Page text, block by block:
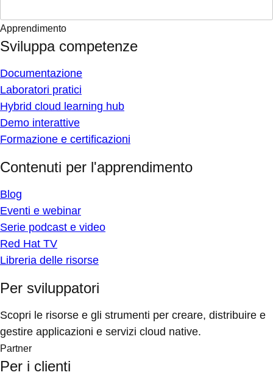
Apprendimento
Sviluppa competenze
Documentazione
Laboratori pratici
Hybrid cloud learning hub
Demo interattive
Formazione e certificazioni
Contenuti per l'apprendimento
Blog
Eventi e webinar
Serie podcast e video
Red Hat TV
Libreria delle risorse
Per sviluppatori
Scopri le risorse e gli strumenti per creare, distribuire e
gestire applicazioni e servizi cloud native.
Partner
Per i clienti